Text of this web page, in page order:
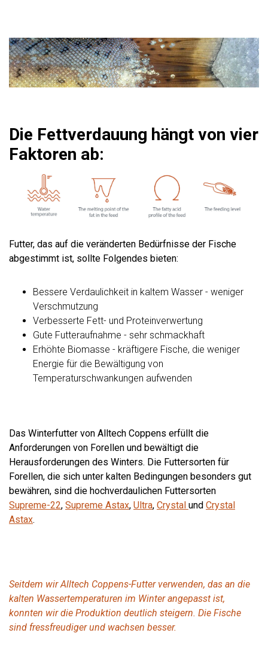
Die Fettverdauung hängt von vier
Faktoren ab:
Futter, das auf die veränderten Bedürfnisse der Fische
abgestimmt ist, sollte Folgendes bieten:
Bessere Verdaulichkeit in kaltem Wasser - weniger
Verschmutzung
Verbesserte Fett- und Proteinverwertung
Gute Futteraufnahme - sehr schmackhaft
Erhöhte Biomasse - kräftigere Fische, die weniger
Energie für die Bewältigung von
Temperaturschwankungen aufwenden
Das Winterfutter von Alltech Coppens erfüllt die
Anforderungen von Forellen und bewältigt die
Herausforderungen des Winters. Die Futtersorten für
Forellen, die sich unter kalten Bedingungen besonders gut
bewähren, sind die hochverdaulichen Futtersorten
Supreme-22, Supreme Astax, Ultra, Crystal und Crystal
Astax.
Seitdem wir Alltech Coppens-Futter verwenden, das an die
kalten Wassertemperaturen im Winter angepasst ist,
konnten wir die Produktion deutlich steigern. Die Fische
sind fressfreudiger und wachsen besser.